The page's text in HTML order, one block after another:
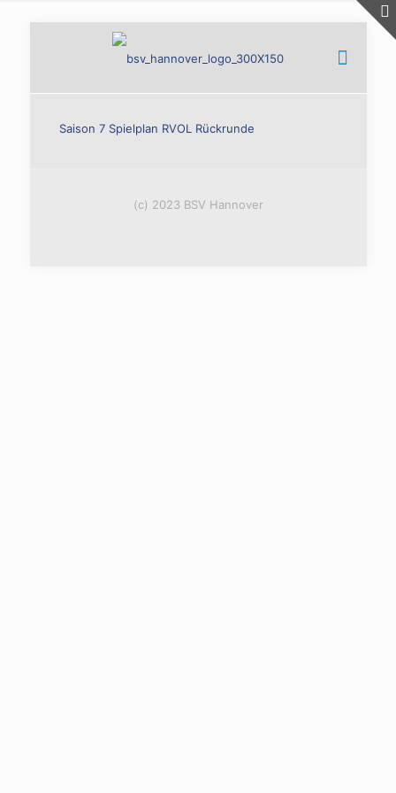
Saison 7 Spielplan RVOL Rückrunde
(c) 2023 BSV Hannover